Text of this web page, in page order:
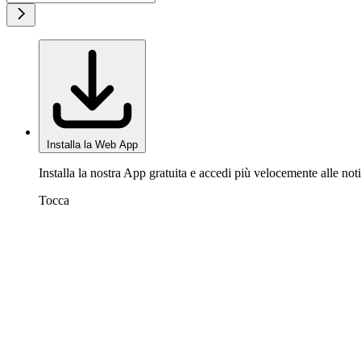
Installa la Web App
Installa la nostra App gratuita e accedi più velocemente alle
Tocca